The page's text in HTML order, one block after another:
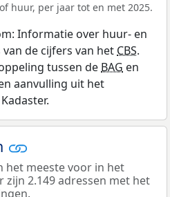
huur, per jaar tot en met 2025.
Informatie over huur- en
de cijfers van het CBS.
tussen de BAG en
aanvulling uit het
het meeste voor in het
zijn 2.149 adressen met het